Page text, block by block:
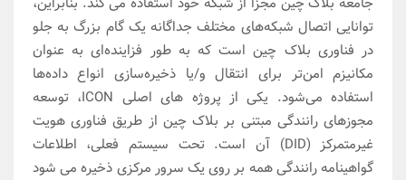
توانایی اتصال شبکه‌های مختلف جداگانه یک گام بزرگ به جلو
در فناوری بلاک چین است که به طور فزاینده‌ای به عنوان
مکانیزم امن‌تر برای انتقال و/یا ذخیره‌سازی انواع داده‌ها
استفاده می‌شود. یکی از پروژه های اصلی ICON، توسعه
مجوزهای رانندگی مبتنی بر بلاک چین از طریق فناوری هویت
غیرمتمرکز (DID) آن است. تحت سیستم فعلی، اطلاعات
گواهینامه رانندگی همه بر روی یک سرور مرکزی ذخیره می شود